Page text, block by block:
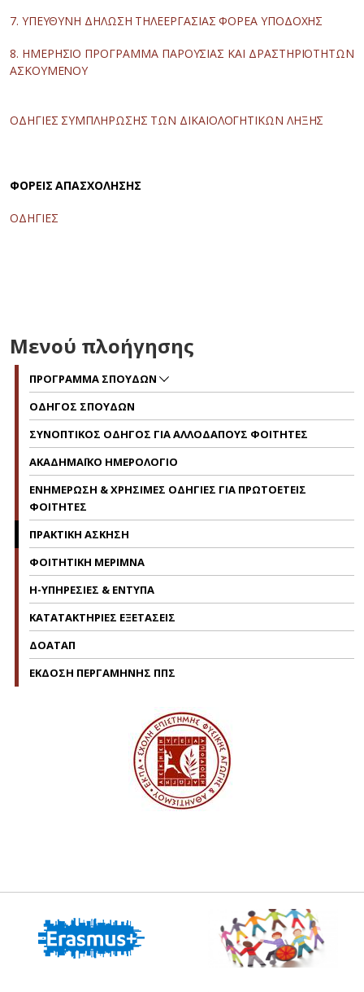
7. ΥΠΕΥΘΥΝΗ ΔΗΛΩΣΗ ΤΗΛΕΕΡΓΑΣΙΑΣ ΦΟΡΕΑ ΥΠΟΔΟΧΗΣ
8. ΗΜΕΡΗΣΙΟ ΠΡΟΓΡΑΜΜΑ ΠΑΡΟΥΣΙΑΣ ΚΑΙ ΔΡΑΣΤΗΡΙΟΤΗΤΩΝ
ΑΣΚΟΥΜΕΝΟΥ
ΟΔΗΓΙΕΣ ΣΥΜΠΛΗΡΩΣΗΣ ΤΩΝ ΔΙΚΑΙΟΛΟΓΗΤΙΚΩΝ ΛΗΞΗΣ
ΦΟΡΕΙΣ ΑΠΑΣΧΟΛΗΣΗΣ
ΟΔΗΓΙΕΣ
Μενού πλοήγησης
ΠΡΟΓΡΑΜΜΑ ΣΠΟΥΔΩΝ
ΟΔΗΓΟΣ ΣΠΟΥΔΩΝ
ΣΥΝΟΠΤΙΚΟΣ ΟΔΗΓΟΣ ΓΙΑ ΑΛΛΟΔΑΠΟΥΣ ΦΟΙΤΗΤΕΣ
ΑΚΑΔΗΜΑΪΚΟ ΗΜΕΡΟΛΟΓΙΟ
ΕΝΗΜΕΡΩΣΗ & ΧΡΗΣΙΜΕΣ ΟΔΗΓΙΕΣ ΓΙΑ ΠΡΩΤΟΕΤΕΙΣ
ΦΟΙΤΗΤΕΣ
ΠΡΑΚΤΙΚΗ ΑΣΚΗΣΗ
ΦΟΙΤΗΤΙΚΗ ΜΕΡΙΜΝΑ
H-ΥΠΗΡΕΣΙΕΣ & ΕΝΤΥΠΑ
ΚΑΤΑΤΑΚΤΗΡΙΕΣ ΕΞΕΤΑΣΕΙΣ
ΔΟΑΤΑΠ
ΕΚΔΟΣΗ ΠΕΡΓΑΜΗΝΗΣ ΠΠΣ